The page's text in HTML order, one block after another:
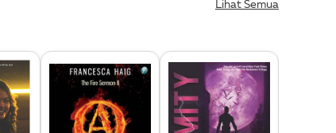
Lihat Semua